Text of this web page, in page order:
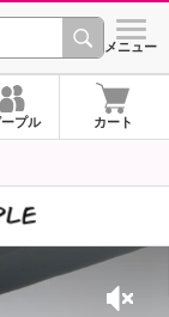
シメニュー
プル カート